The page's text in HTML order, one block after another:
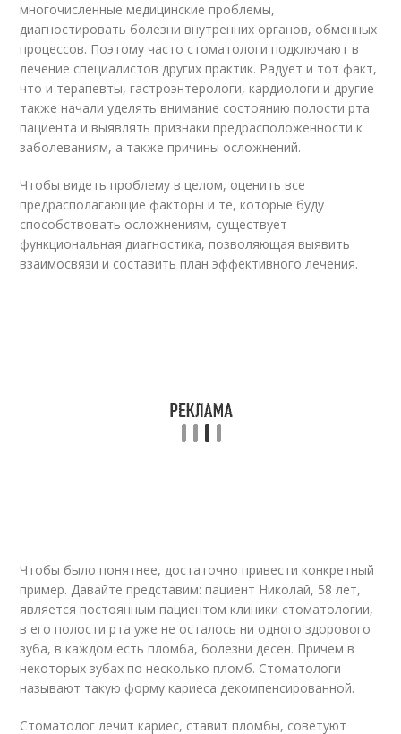
многочисленные медицинские проблемы,
диагностировать болезни внутренних органов, обменных
процессов. Поэтому часто стоматологи подключают в
лечение специалистов других практик. Радует и тот факт,
что и терапевты, гастроэнтерологи, кардиологи и другие
также начали уделять внимание состоянию полости рта
пациента и выявлять признаки предрасположенности к
заболеваниям, а также причины осложнений.
Чтобы видеть проблему в целом, оценить все
предрасполагающие факторы и те, которые буду
способствовать осложнениям, существует
функциональная диагностика, позволяющая выявить
взаимосвязи и составить план эффективного лечения.
Чтобы было понятнее, достаточно привести конкретный
пример. Давайте представим: пациент Николай, 58 лет,
является постоянным пациентом клиники стоматологии,
в его полости рта уже не осталось ни одного здорового
зуба, в каждом есть пломба, болезни десен. Причем в
некоторых зубах по несколько пломб. Стоматологи
называют такую форму кариеса декомпенсированной.
Стоматолог лечит кариес, ставит пломбы, советуют